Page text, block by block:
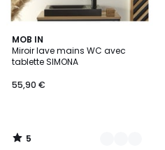
MOB IN
Miroir lave mains WC avec
tablette SIMONA
55,90 €
5
/
5
2
Couleurs
5
/